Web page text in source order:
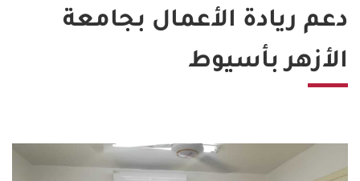
دعم ريادة الأعمال بجامعة
الأزهر بأسيوط